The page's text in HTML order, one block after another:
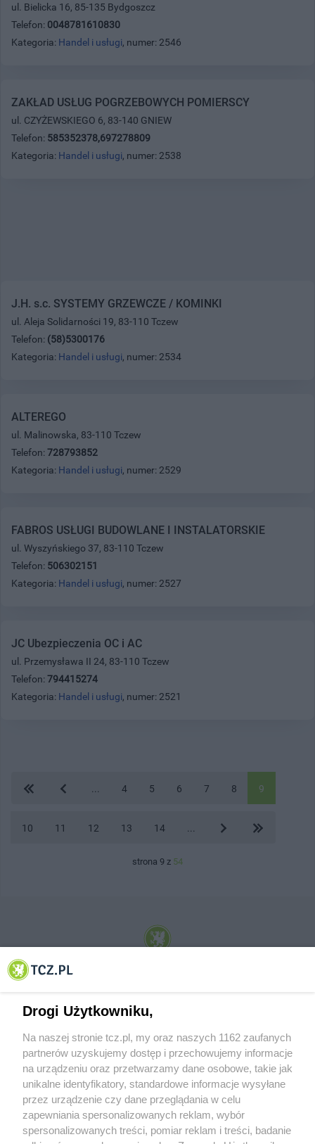
ul. Bielicka 16, 85-135 Bydgoszcz
Telefon: 0048781610830
Kategoria: Handel i usługi, numer: 2546
ZAKŁAD USŁUG POGRZEBOWYCH POMIERSCY
ul. CZYŻEWSKIEGO 6, 83-140 GNIEW
Telefon: 585352378,697278809
Kategoria: Handel i usługi, numer: 2538
J.H. s.c. SYSTEMY GRZEWCZE / KOMINKI
ul. Aleja Solidarności 19, 83-110 Tczew
Telefon: (58)5300176
Kategoria: Handel i usługi, numer: 2534
ALTEREGO
ul. Malinowska, 83-110 Tczew
Telefon: 728793852
Kategoria: Handel i usługi, numer: 2529
FABROS USŁUGI BUDOWLANE I INSTALATORSKIE
ul. Wyszyńskiego 37, 83-110 Tczew
Telefon: 506302151
Kategoria: Handel i usługi, numer: 2527
JC Ubezpieczenia OC i AC
ul. Przemysława II 24, 83-110 Tczew
Telefon: 794415274
Kategoria: Handel i usługi, numer: 2521
4 5 6 7 8 9
10 11 12 13 14
strona 9 z 54
© 2001-2026 Tczew - TCZ.PL Sp. z o.o. Internetowy Serwis Informacyjny Miasta
O FIRMIE POLITYKA PRYWATNOŚCI HOSTING
Drogi Użytkowniku,
Na naszej stronie tcz.pl, my oraz naszych 1162 zaufanych
partnerów uzyskujemy dostęp i przechowujemy informacje
na urządzeniu oraz przetwarzamy dane osobowe, takie jak
unikalne identyfikatory, standardowe informacje wysyłane
przez urządzenie czy dane przeglądania w celu
zapewniania spersonalizowanych reklam, wybór
spersonalizowanych treści, pomiar reklam i treści, badanie